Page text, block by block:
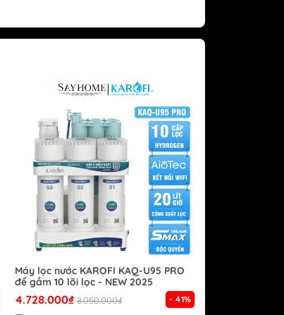
Máy lọc nước KAROFI KAQ-U95 PRO
để gầm 10 lõi lọc - NEW 2025
4.728.000₫ 8.050.000₫ - 41%